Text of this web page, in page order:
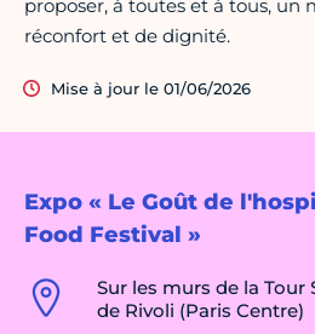
Expo « Le Goût de
Food Festival »
Sur les murs de la Tour
de Rivoli (Paris Centre)
proposer, à toutes et à tous, un
réconfort et de dignité.
Mise à jour le 01/06/2026